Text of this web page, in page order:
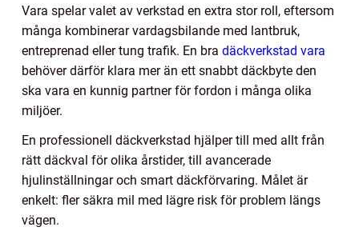
Vara spelar valet av verkstad en extra stor roll, eftersom
många kombinerar vardagsbilande med lantbruk,
entreprenad eller tung trafik. En bra däckverkstad vara
behöver därför klara mer än ett snabbt däckbyte den
ska vara en kunnig partner för fordon i många olika
miljöer.
En professionell däckverkstad hjälper till med allt från
rätt däckval för olika årstider, till avancerade
hjulinställningar och smart däckförvaring. Målet är
enkelt: fler säkra mil med lägre risk för problem längs
vägen.